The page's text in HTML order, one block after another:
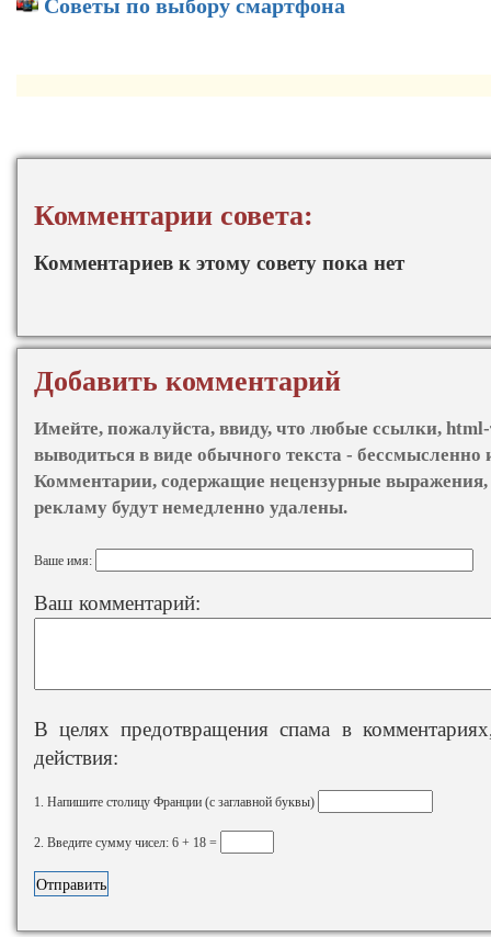
Советы по выбору смартфона
Комментарии совета:
Комментариев к этому совету пока нет
Добавить комментарий
Имейте, пожалуйста, ввиду, что любые ссылки,
выводиться в виде обычного текста - бессмысленно
Комментарии, содержащие нецензурные
рекламу будут немедленно удалены.
Ваше имя:
Ваш комментарий:
В целях предотвращения спама в
действия:
1. Напишите столицу Франции (с заглавной буквы)
2. Введите сумму чисел: 6 + 18 =